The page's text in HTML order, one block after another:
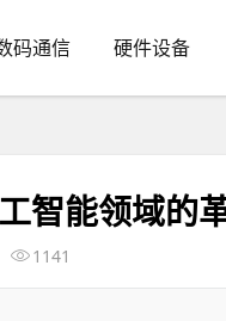
码通信 硬件设备
智能领域的
1141